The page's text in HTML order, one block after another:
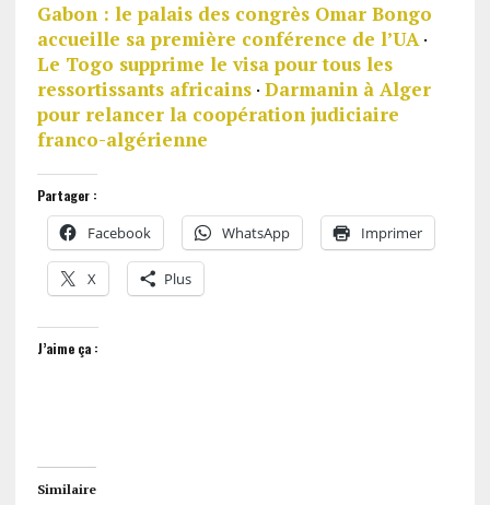
Gabon : le palais des congrès Omar Bongo
accueille sa première conférence de l’UA·
Le Togo supprime le visa pour tous les
ressortissants africains· Darmanin à Alger
pour relancer la coopération judiciaire
franco-algérienne
Partager :
Facebook WhatsApp Imprimer
X Plus
J’aime ça :
Similaire